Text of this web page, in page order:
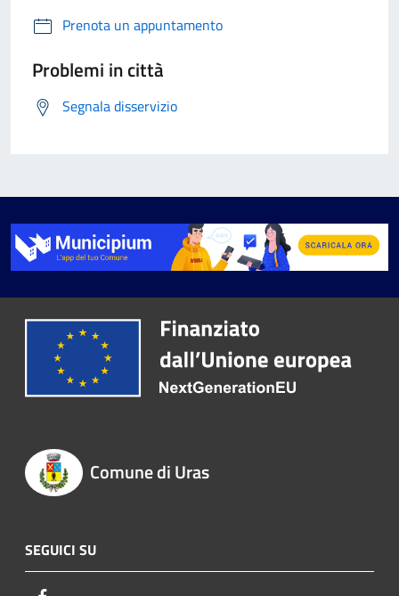
Prenota un appuntamento
Problemi in città
Segnala disservizio
Comune di Uras
SEGUICI SU